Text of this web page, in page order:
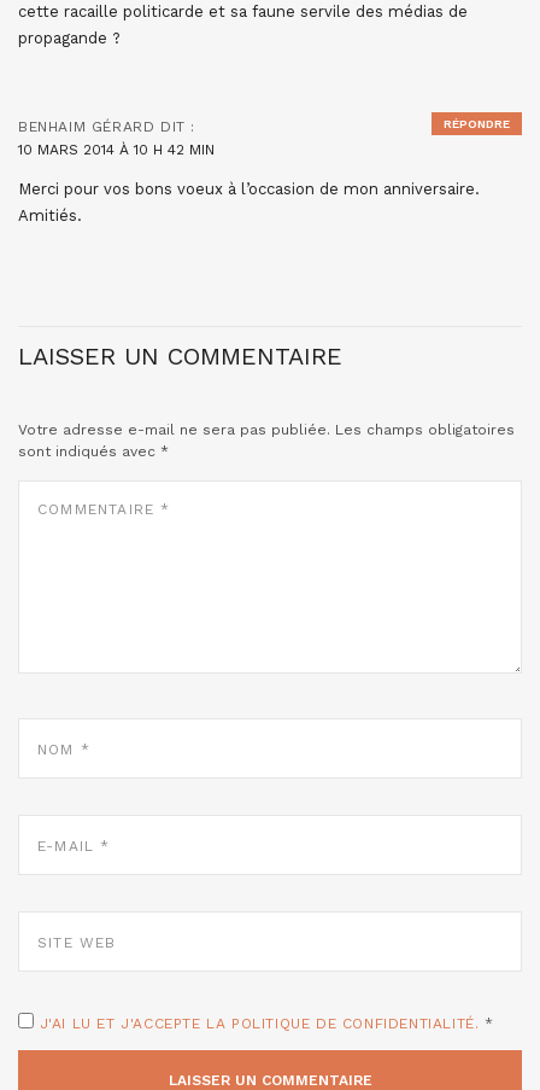
cette racaille politicarde et sa faune servile des médias de
propagande ?
BENHAIM GÉRARD DIT :
10 MARS 2014 À 10 H 42 MIN
Merci pour vos bons voeux à l’occasion de mon anniversaire.
Amitiés.
RÉPONDRE
LAISSER UN COMMENTAIRE
Votre adresse e-mail ne sera pas publiée. Les champs obligatoires
sont indiqués avec *
COMMENTAIRE
NOM
E-
MAIL
SITE
WEB
J'AI LU ET J'ACCEPTE LA POLITIQUE DE CONFIDENTIALITÉ. *